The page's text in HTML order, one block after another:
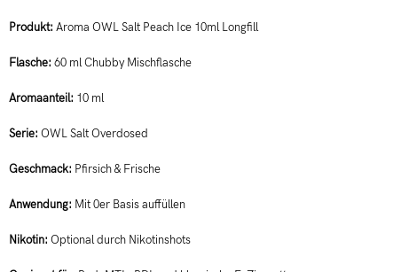
Produkt: Aroma OWL Salt Peach Ice 10ml Longfill
Flasche: 60 ml Chubby Mischflasche
Aromaanteil: 10 ml
Serie: OWL Salt Overdosed
Geschmack: Pfirsich & Frische
Anwendung: Mit 0er Basis auffüllen
Nikotin: Optional durch Nikotinshots